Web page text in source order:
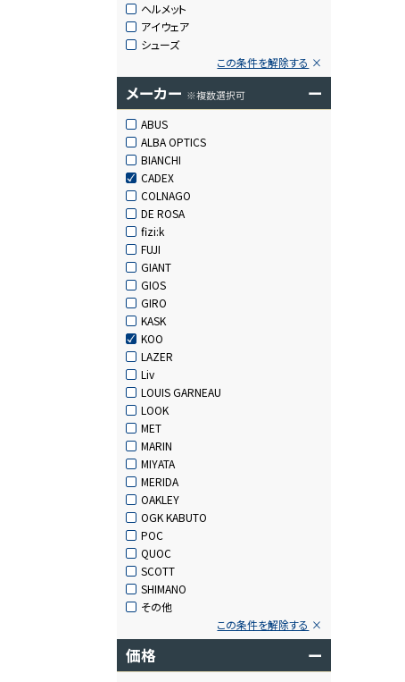
ヘルメット
アイウェア
シューズ
この条件を解除する
メーカー ※複数選択可 ー
ABUS
ALBA OPTICS
BIANCHI
CADEX
COLNAGO
DE ROSA
fizi:k
FUJI
GIANT
GIOS
GIRO
KASK
KOO
LAZER
Liv
LOUIS GARNEAU
LOOK
MET
MARIN
MIYATA
MERIDA
OAKLEY
OGK KABUTO
POC
QUOC
SCOTT
SHIMANO
その他
この条件を解除する
価格 ー